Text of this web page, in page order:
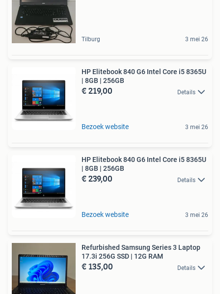
Tilburg 3 mei 26
HP Elitebook 840 G6 Intel Core i5 8365U
| 8GB | 256GB
€ 219,00 Details
Bezoek website 3 mei 26
HP Elitebook 840 G6 Intel Core i5 8365U
| 8GB | 256GB
€ 239,00 Details
Bezoek website 3 mei 26
Refurbished Samsung Series 3 Laptop
17.3i 256G SSD | 12G RAM
€ 135,00 Details